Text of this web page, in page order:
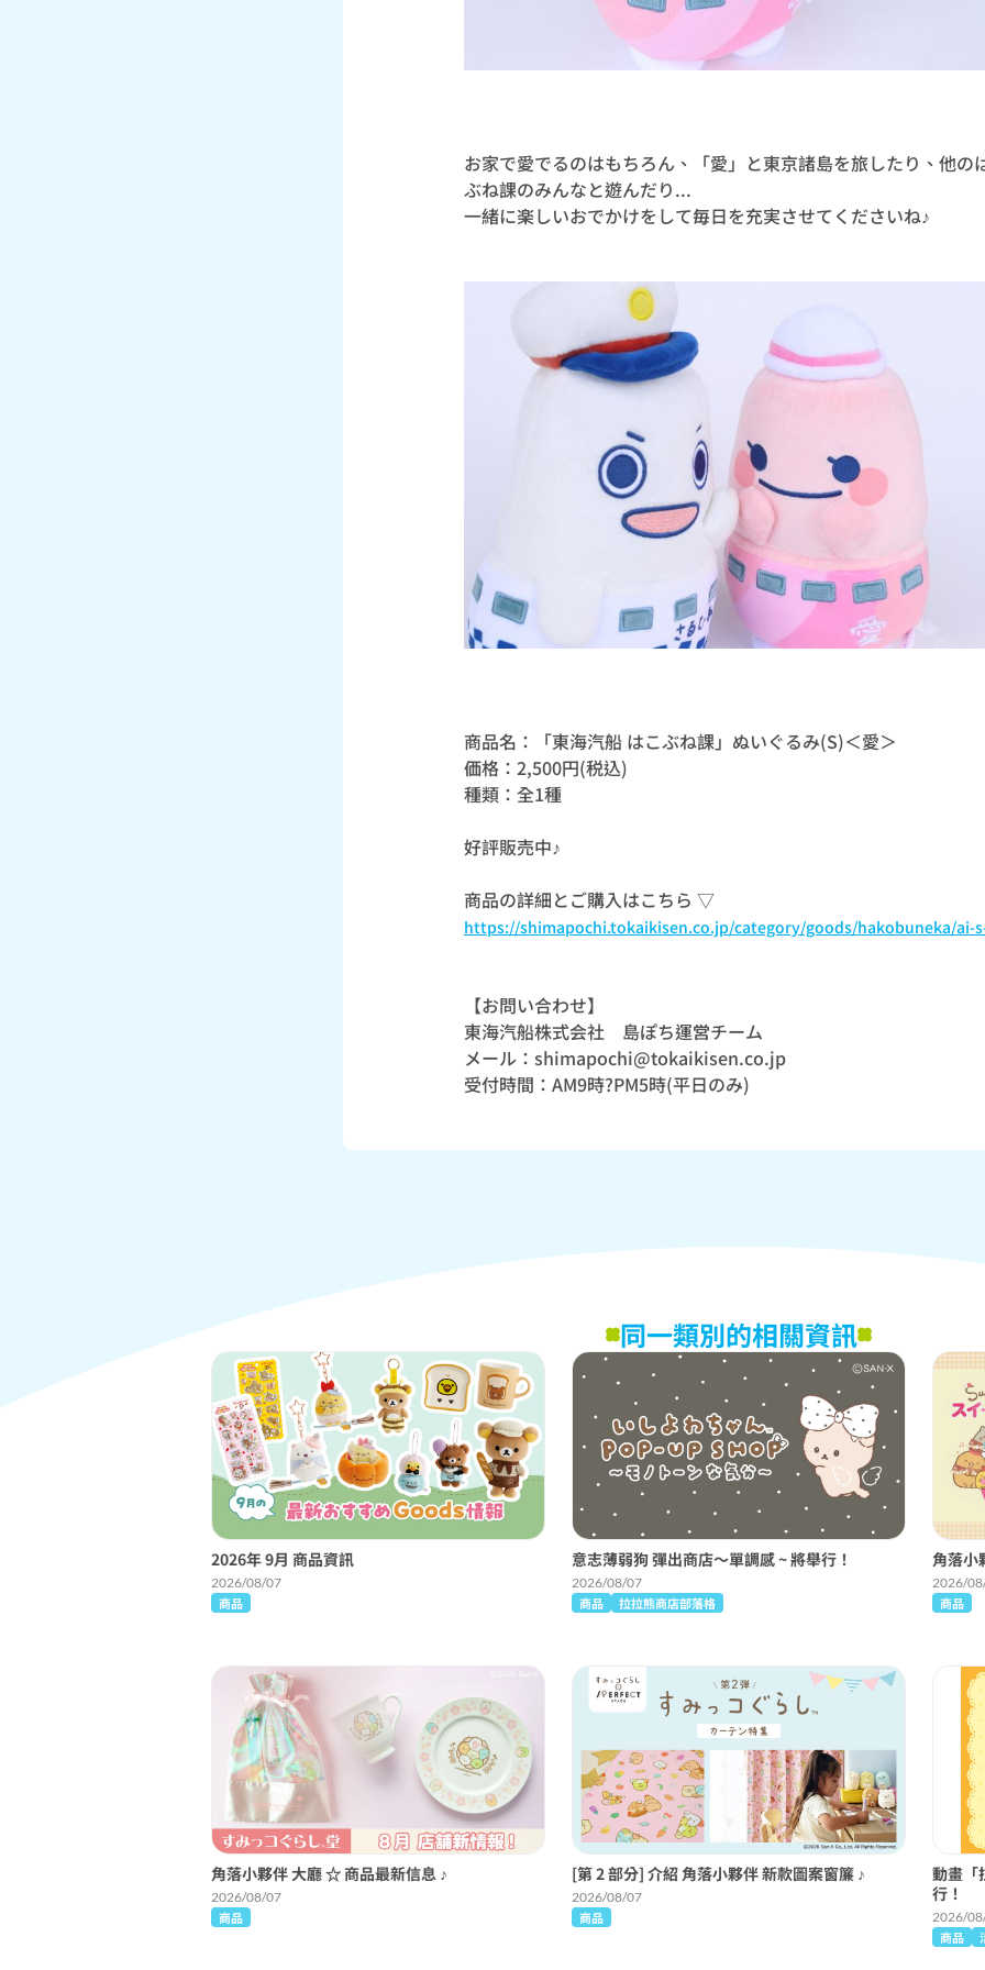
お家で愛でるのはもちろん、「愛」と東京諸島を旅したり、他の
ぶね課のみんなと遊んだり...
一緒に楽しいおでかけをして毎日を充実させてくださいね♪
商品名：「東海汽船 はこぶね課」ぬいぐるみ(S)＜愛＞
価格：2,500円(税込)
種類：全1種
好評販売中♪
商品の詳細とご購入はこちら ▽
https://shimapochi.tokaikisen.co.jp/category/goods/hakobuneka/ai-
【お問い合わせ】
東海汽船株式会社 島ぽち運営チーム
メール：shimapochi@tokaikisen.co.jp
受付時間：AM9時?PM5時(平日のみ)
同一類別的相關資訊
2026年 9月 商品資訊
2026/08/07
商品
意志薄弱狗 彈出商店〜單調感 ~ 將舉行！
2026/08/07
商品 拉拉熊商店部落格
角落小
2026/
商品
角落小夥伴 大廳 ☆ 商品最新信息 ♪
2026/08/07
商品
[第 2 部分] 介紹 角落小夥伴 新款圖案窗簾 ♪
2026/08/07
商品
動畫「
行！
2026/
商品